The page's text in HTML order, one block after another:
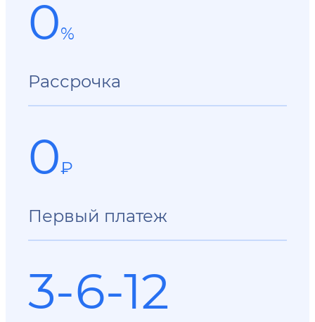
0%
Рассрочка
0₽
Первый платеж
3-6-12